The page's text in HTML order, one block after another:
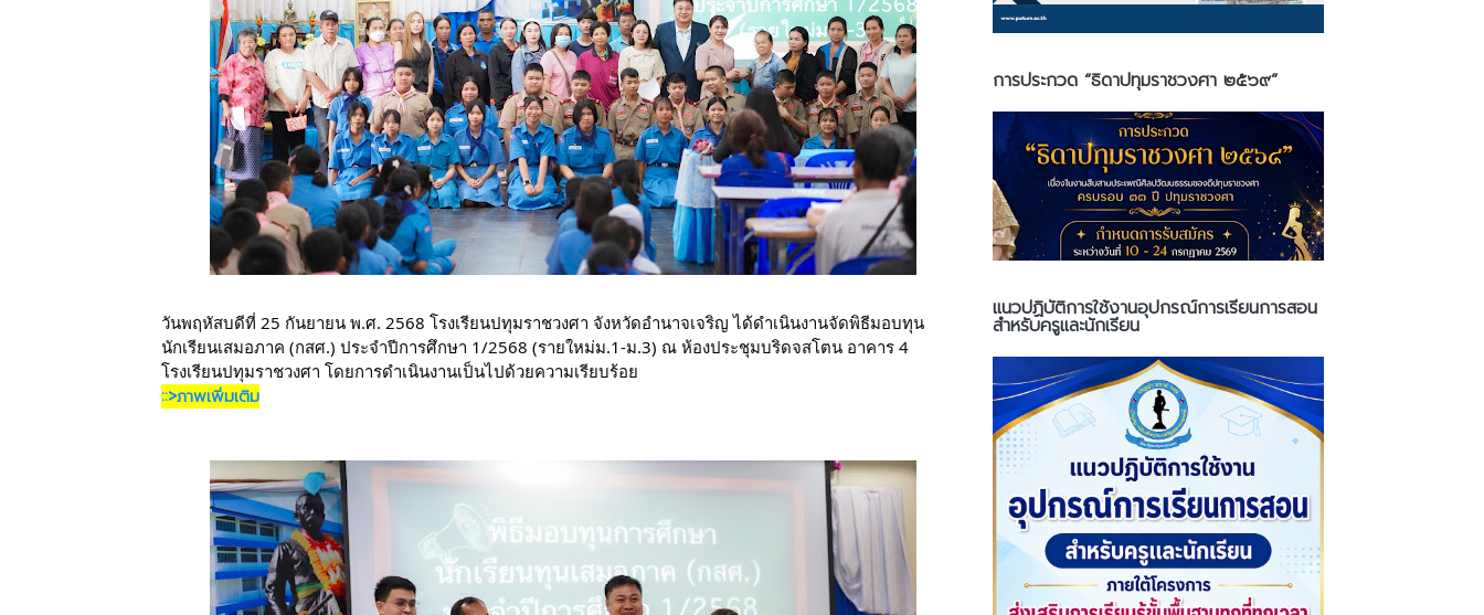
วันพฤหัสบดีที่ 25 กันยายน พ.ศ. 2568 โรงเรียนปทุมราชวงศา จังหวัดอำนาจเจริญ ได้ดำเนินงานจัดพิธีมอบทุน
นักเรียนเสมอภาค (กสศ.) ประจำปีการศึกษา 1/2568 (รายใหม่ม.1-ม.3) ณ ห้องประชุมบริดจสโตน อาคาร 4
โรงเรียนปทุมราชวงศา โดยการดำเนินงานเป็นไปด้วยความเรียบร้อย
::>ภาพเพิ่มเติม
การประกวด “ธิดาปทุมราชวงศา ๒๕๖๙”
แนวปฏิบัติการใช้งานอุปกรณ์การเรียนการสอน
สำหรับครูและนักเรียน